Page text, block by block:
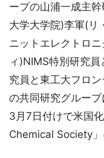
ープの山浦一成主
大学大学院)李軍(リ
ニットエレクトロ
ィ)NIMS特別研究
究員と東工大フロ
の共同研究グループ
3月7日付けで米国
Chemical Society」